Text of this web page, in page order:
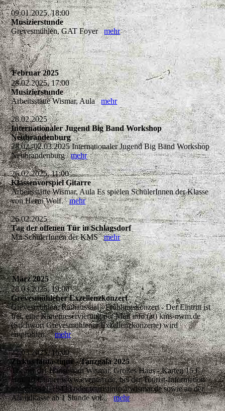
09.01.2025, 18:00
Musizierstunde
Grevesmühlen, GAT Foyermehr
Februar 2025
28.02.2025, 17:00
Musizierstunde
Arbeitsstätte Wismar, Aulamehr
28.02.2025
Internationaler Jugend Big Band Workshop
Neubrandenburg
28.02.-02.03.2025 Internationaler Jugend Big Band Workshop
Neubrandenburgmehr
26.02.2025, 11:00
Klassenvorspiel Gitarre
Arbeitsstätte Wismar, Aula Es spielen SchülerInnen der Klasse
von Herrn Wolf.mehr
26.02.2025
Tag der offenen Tür in Schlagsdorf
Mit SchülerInnen der KMSmehr
März 2025
28.03.2025, 19:00
Grevesmühlener Exzellenzkonzert
Grevesmühlen, Rathaussaal - Frühlingskonzert - Der Eintritt ist
frei, eine Kartenreservierung per Mail info (at) kms-nwm.de
(Stichwort Grevesmühlener Exzellenzkonzerte) wird
empfohlen.mehr
22.03.2025, 16:00
Zirkus fantastique - Tanzgala 2025
Theater der Hansestadt Wismar, Großes Haus - Karten 15 € /
erm. 10 € unter www.eventim.de, bei der Tourist-Information
unter 03841-19433 oder touristinfo@wismar.de sowie an der
Abendkasse ab 1 Stunde vor...mehr